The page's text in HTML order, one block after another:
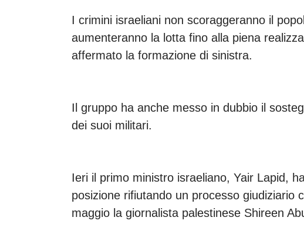
I crimini israeliani non scoraggeranno il
aumenteranno la lotta fino alla piena
affermato la formazione di sinistra.
Il gruppo ha anche messo in dubbio il
dei suoi militari.
Ieri il primo ministro israeliano, Yair Lapid,
posizione rifiutando un processo giudiziario
maggio la giornalista palestinese Shireen